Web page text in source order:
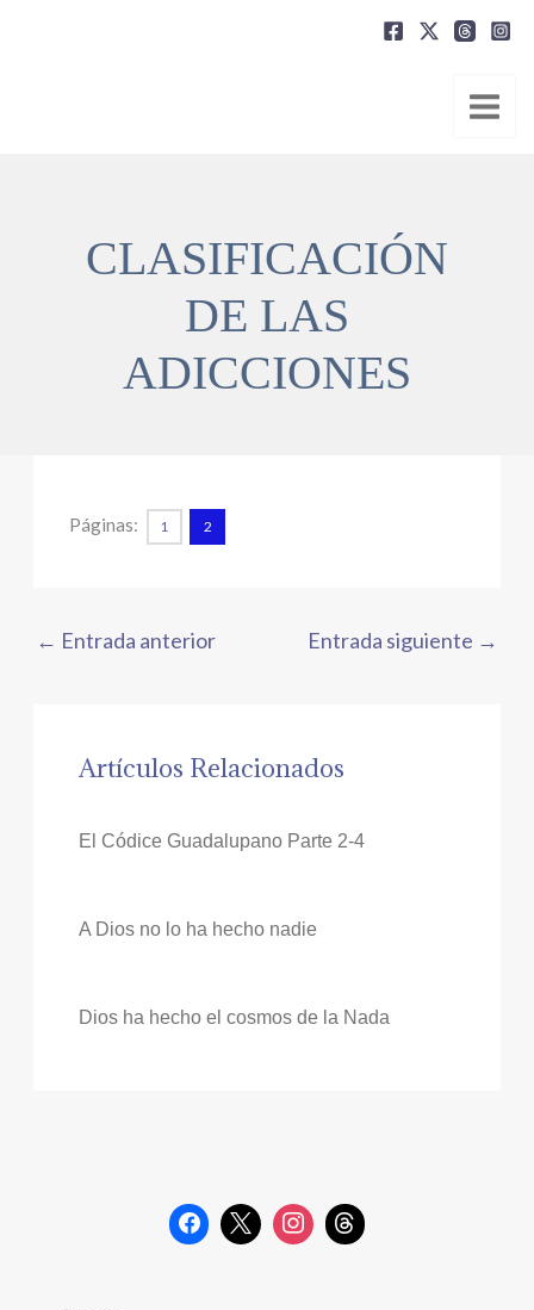
CLASIFICACIÓN
DE LAS
ADICCIONES
Páginas: 1 2
← Entrada anterior Entrada siguiente →
Artículos Relacionados
El Códice Guadalupano Parte 2-4
A Dios no lo ha hecho nadie
Dios ha hecho el cosmos de la Nada